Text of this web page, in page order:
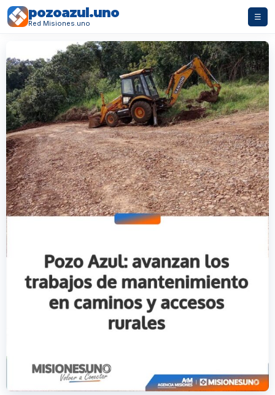
pozoazul.uno
Red Misiones.uno
☰